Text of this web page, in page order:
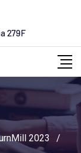
279F
2023 /